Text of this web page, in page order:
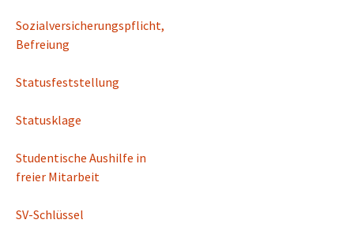
Sozialversicherungspflicht,
Befreiung
Statusfeststellung
Statusklage
Studentische Aushilfe in
freier Mitarbeit
SV-Schlüssel